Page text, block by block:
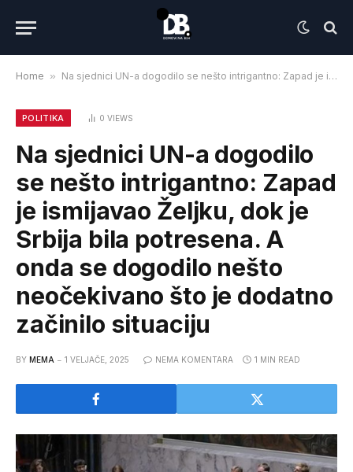
Home » Na sjednici UN-a dogodilo se nešto intrigantno: Zapad je ismijavao Željku, dok je Srbija bila potresena. A onda se dogodilo nešto neočekivano što je dodatno začinilo situaciju
POLITIKA 0 VIEWS
Na sjednici UN-a dogodilo
se nešto intrigantno: Zapad
je ismijavao Željku, dok je
Srbija bila potresena. A
onda se dogodilo nešto
neočekivano što je dodatno
začinilo situaciju
BY MEMA 1 VELJAČE, 2025 NEMA KOMENTARA 1 MIN READ